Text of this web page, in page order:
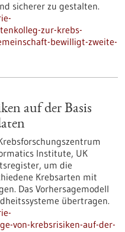
sicherer zu gestalten.
zur-krebs-
bewilligt-zweite-
auf der Basis
Institute, UK
um die
Krebsarten mit
Das Vorhersagemodell
übertragen.
von-krebsrisiken-auf-der-